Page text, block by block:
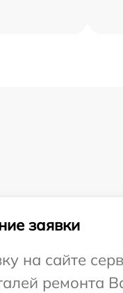
заявки
на сайте
ремонта